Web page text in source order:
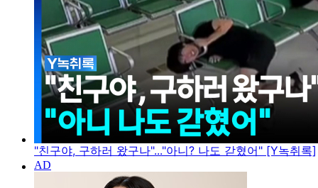
"친구야, 구하러 왔구나"..."아니? 나도 갇혔어" [Y녹취록]